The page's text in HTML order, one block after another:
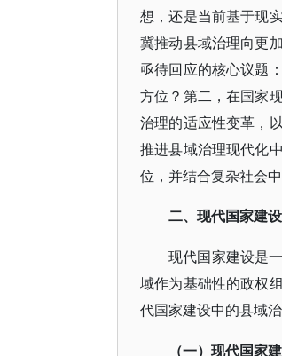
想，还是当前基于现
冀推动县域治理向更
亟待回应的核心议题
方位？第二，在国家
治理的适应性变革，
推进县域治理现代化
位，并结合复杂社会
二、现代国家建
现代国家建设是
域作为基础性的政权
代国家建设中的县域
（一）现代国家